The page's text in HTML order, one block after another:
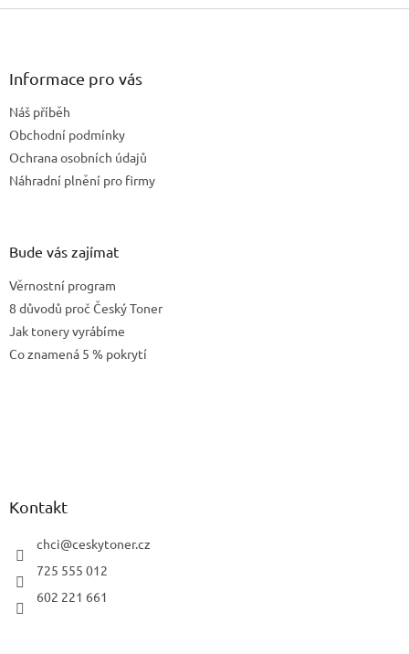
Informace pro vás
Náš příběh
Obchodní podmínky
Ochrana osobních údajů
Náhradní plnění pro firmy
Bude vás zajímat
Věrnostní program
8 důvodů proč Český Toner
Jak tonery vyrábíme
Co znamená 5 % pokrytí
Kontakt
chci@ceskytoner.cz
725 555 012
602 221 661